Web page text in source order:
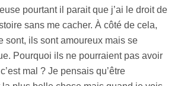
pourtant il parait que j’ai le droit de
sans me cacher. À côté de cela,
sont, ils sont amoureux mais se
Pourquoi ils ne pourraient pas avoir
mal ? Je pensais qu’être